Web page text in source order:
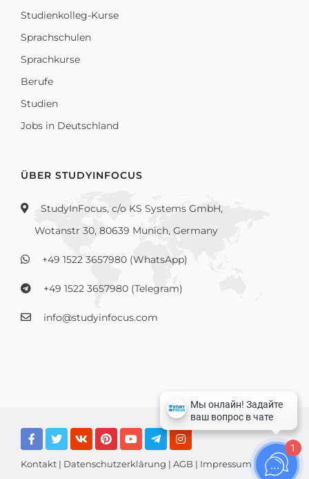
Studienkolleg-Kurse
Sprachschulen
Sprachkurse
Berufe
Studien
Jobs in Deutschland
ÜBER STUDYINFOCUS
StudyInFocus, c/o KS Systems GmbH,
Wotanstr 30, 80639 Munich, Germany
+49 1522 3657980 (WhatsApp)
+49 1522 3657980 (Telegram)
info@studyinfocus.com
Kontakt | Datenschutzerklärung | AGB | Impressum
1